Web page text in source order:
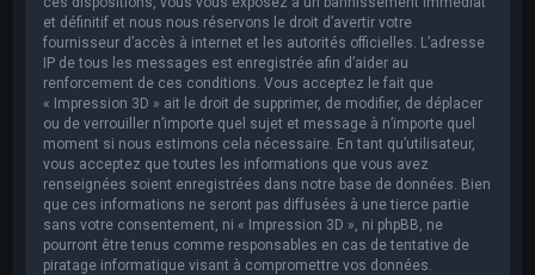
et définitif et nous nous réservons le droit d’avertir votre
fournisseur d’accès à internet et les autorités officielles. L’adresse
IP de tous les messages est enregistrée afin d’aider au
renforcement de ces conditions. Vous acceptez le fait que
« Impression 3D » ait le droit de supprimer, de modifier, de déplacer
ou de verrouiller n’importe quel sujet et message à n’importe quel
moment si nous estimons cela nécessaire. En tant qu’utilisateur,
vous acceptez que toutes les informations que vous avez
renseignées soient enregistrées dans notre base de données. Bien
que ces informations ne seront pas diffusées à une tierce partie
sans votre consentement, ni « Impression 3D », ni phpBB, ne
pourront être tenus comme responsables en cas de tentative de
piratage informatique visant à compromettre vos données.